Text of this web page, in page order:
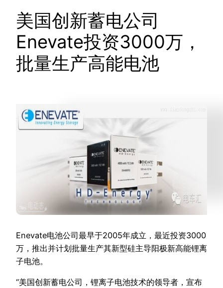
美国创新蓄电公司
Enevate投资3000万，
批量生产高能电池
Enevate电池公司最早于2005年成立，最近投资3000
万，推出并计划批量生产其新型硅主导阳极新高能锂离
子电池。
“美国创新蓄电公司，锂离子电池技术的领导者，宣布